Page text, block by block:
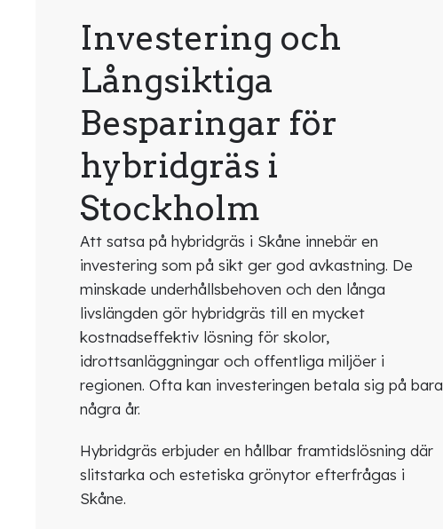
Investering och
Långsiktiga
Besparingar för
hybridgräs i
Stockholm
Att satsa på hybridgräs i Skåne innebär en
investering som på sikt ger god avkastning. De
minskade underhållsbehoven och den långa
livslängden gör hybridgräs till en mycket
kostnadseffektiv lösning för skolor,
idrottsanläggningar och offentliga miljöer i
regionen. Ofta kan investeringen betala sig på bara
några år.
Hybridgräs erbjuder en hållbar framtidslösning där
slitstarka och estetiska grönytor efterfrågas i
Skåne.